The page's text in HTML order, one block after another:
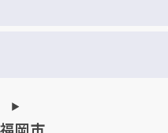
福岡市